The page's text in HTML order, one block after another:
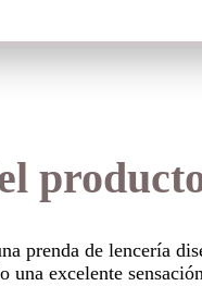
prenda de lencería
una excelente